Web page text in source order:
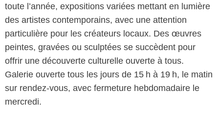
toute l’année, expositions variées mettant en lumière
des artistes contemporains, avec une attention
particulière pour les créateurs locaux. Des œuvres
peintes, gravées ou sculptées se succèdent pour
offrir une découverte culturelle ouverte à tous.
Galerie ouverte tous les jours de 15 h à 19 h, le matin
sur rendez‑vous, avec fermeture hebdomadaire le
mercredi.